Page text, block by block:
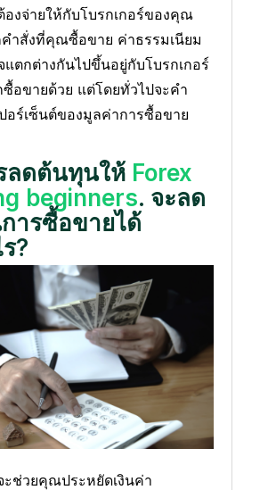
งจ่ายให้กับโบรกเกอร์ของคุณ
าสั่งที่คุณซื้อขาย ค่าธรรมเนียม
แตกต่างกันไปขึ้นอยู่กับโบรกเกอร์
อขายด้วย แต่โดยทั่วไปจะคํา
อร์เซ็นต์ของมูลค่าการซื้อขาย
ลดต้นทุนให้ Forex
beginners. จะลด
ารซื้อขายได้
?
ะช่วยคุณประหยัดเงินค่า